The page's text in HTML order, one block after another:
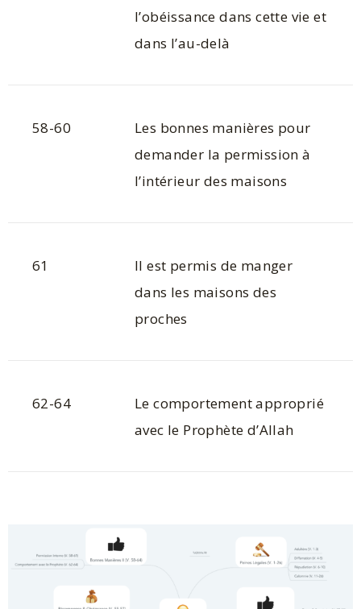
l’obéissance dans cette vie et
dans l’au-delà
58-60
Les bonnes manières pour
demander la permission à
l’intérieur des maisons
61
Il est permis de manger
dans les maisons des
proches
62-64
Le comportement approprié
avec le Prophète d’Allah